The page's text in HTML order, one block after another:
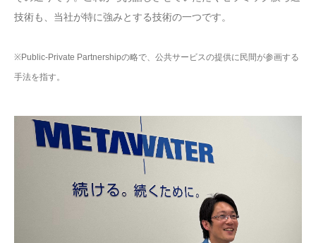
技術も、当社が特に強みとする技術の一つです。
※Public-Private Partnershipの略で、公共サービスの提供に民間が参画する
手法を指す。